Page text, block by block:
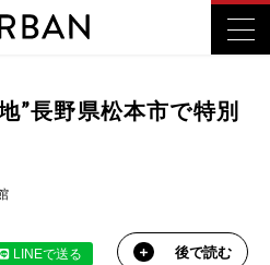
”長野県松本市で特別
LINEで送る 後で読む